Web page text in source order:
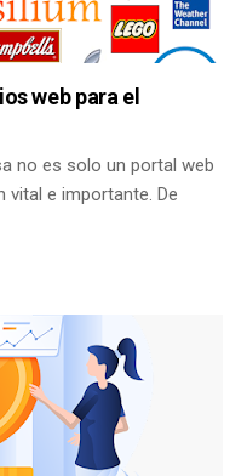
web para el
no es solo un portal web
vital e importante. De